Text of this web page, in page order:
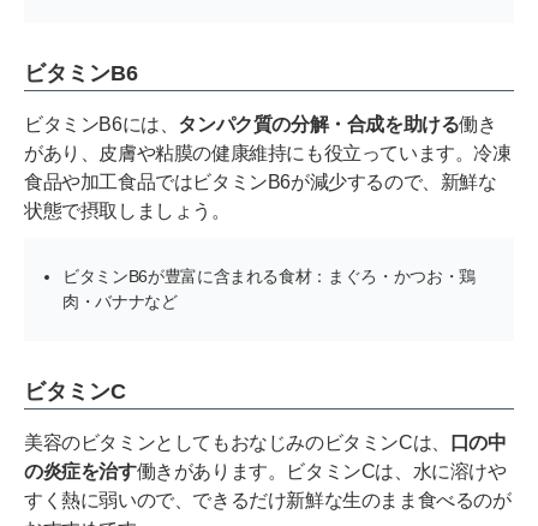
ビタミンB6
ビタミンB6には、 タンパク質の分解・合成を助ける働き
があり、皮膚や粘膜の健康維持にも役立っています。冷凍
食品や加工食品ではビタミンB6が減少するので、新鮮な
状態で摂取しましょう。
ビタミンB6が豊富に含まれる食材：まぐろ・かつお・鶏
肉・バナナなど
ビタミンC
美容のビタミンとしてもおなじみのビタミンCは、
口の中
の炎症を治す働きがあります。ビタミンCは、水に溶けや
すく熱に弱いので、できるだけ新鮮な生のまま食べるのが